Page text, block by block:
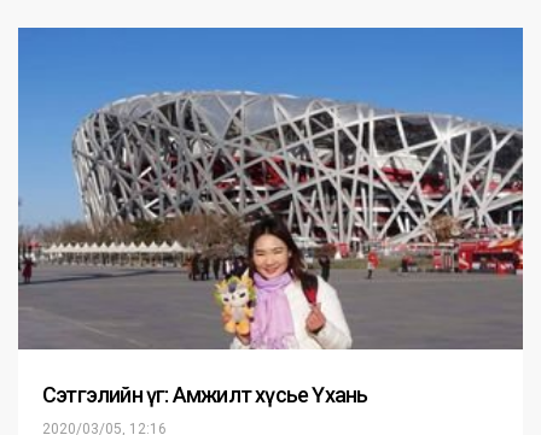
Сэтгэлийн үг: Амжилт хүсье Үхань
2020/03/05, 12:16